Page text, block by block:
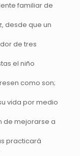
familiar de
desde que un
de tres
el niño
como son;
vida por medio
de mejorarse a
practicará